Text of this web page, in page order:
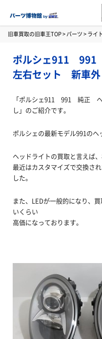
旧車買取の旧車王TOP>パーツ>ライ
ポルシェ911
左右セット 新車外
「ポルシェ911 991 純正
し」のご紹介です。
ポルシェの最新モデル991のヘ
ヘッドライトの買取と言えば
最近はカスタマイズで交換さ
した。
また、LEDが一般的になり、
いくらい
高価になっております。